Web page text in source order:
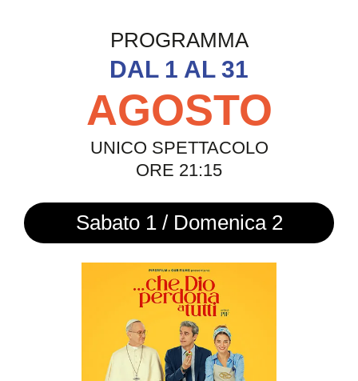
Arena Giardino
PROGRAMMA
DAL 1 AL 31
AGOSTO
UNICO SPETTACOLO
ORE 21:15
Sabato 1 / Domenica 2